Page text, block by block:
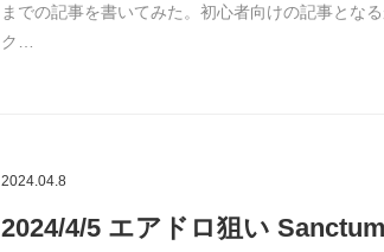
までの記事を書いてみた。初心者向けの記事となる
ク…
2024.04.8
2024/4/5 エアドロ狙い